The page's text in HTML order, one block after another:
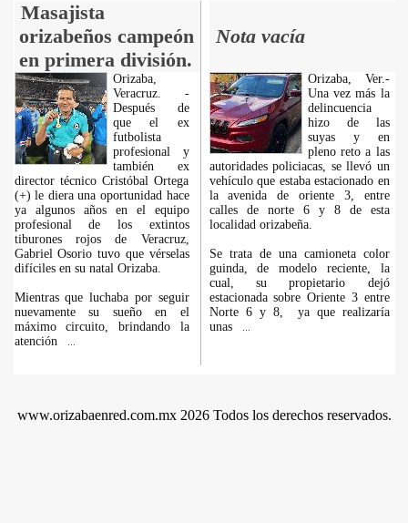
Masajista
orizabeños campeón
en primera división.
Nota vacía
Orizaba,
Veracruz. -
Después de
que el ex
futbolista
profesional y
también ex
director técnico Cristóbal Ortega
(+) le diera una oportunidad hace
ya algunos años en el equipo
profesional de los extintos
tiburones rojos de Veracruz,
Gabriel Osorio tuvo que vérselas
difíciles en su natal Orizaba.
Mientras que luchaba por seguir
nuevamente su sueño en el
máximo circuito, brindando la
atención
Orizaba, Ver.-
Una vez más la
delincuencia
hizo de las
suyas y en
pleno reto a las
autoridades policiacas, se llevó un
vehículo que estaba estacionado en
la avenida de oriente 3, entre
calles de norte 6 y 8 de esta
localidad orizabeña.
Se trata de una camioneta color
guinda, de modelo reciente, la
cual, su propietario dejó
estacionada sobre Oriente 3 entre
Norte 6 y 8, ya que realizaría
unas
www.orizabaenred.com.mx 2026 Todos los derechos reservados.